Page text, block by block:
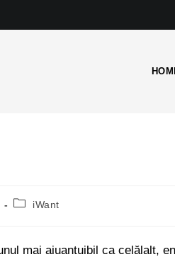
iWant
mai aiuantuibil ca celălalt,